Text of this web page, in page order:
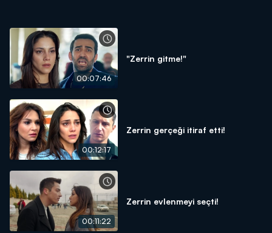
00:07:46
"Zerrin gitme!"
00:12:17
Zerrin gerçeği itiraf etti!
00:11:22
Zerrin evlenmeyi seçti!